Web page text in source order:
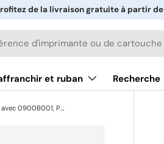
de la livraison gratuite à partir
et ruban Recherche
Cartouche compatible avec 0900B001, PFI701BK - noir